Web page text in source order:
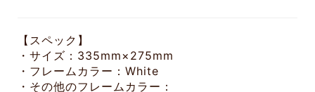
【スペック】
・サイズ：335mm×275mm
・フレームカラー：White
・その他のフレームカラー：